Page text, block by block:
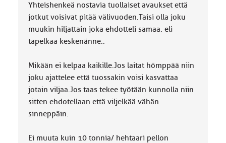
k
a
:
Yhteishenkeä nostavia tuollaiset avaukset että
jotkut voisivat pitää välivuoden.Taisi olla joku
muukin hiljattain joka ehdotteli samaa. eli
tapelkaa keskenänne..
Mikään ei kelpaa kaikille.Jos laitat hömppää niin
joku ajattelee että tuossakin voisi kasvattaa
jotain viljaa.Jos taas tekee työtään kunnolla niin
sitten ehdotellaan että viljelkää vähän
sinneppäin.
Ei muuta kuin 10 tonnia/ hehtaari pellon